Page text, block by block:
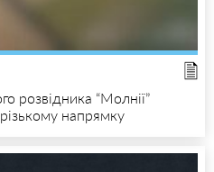
розвідника “Молнії”
напрямку